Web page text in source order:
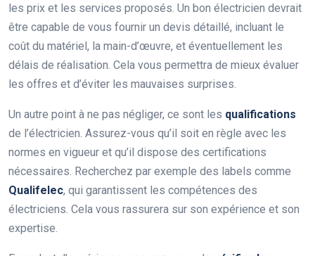
les prix et les services proposés. Un bon électricien devrait
être capable de vous fournir un devis détaillé, incluant le
coût du matériel, la main-d’œuvre, et éventuellement les
délais de réalisation. Cela vous permettra de mieux évaluer
les offres et d’éviter les mauvaises surprises.
Un autre point à ne pas négliger, ce sont les qualifications
de l’électricien. Assurez-vous qu’il soit en règle avec les
normes en vigueur et qu’il dispose des certifications
nécessaires. Recherchez par exemple des labels comme
Qualifelec, qui garantissent les compétences des
électriciens. Cela vous rassurera sur son expérience et son
expertise.